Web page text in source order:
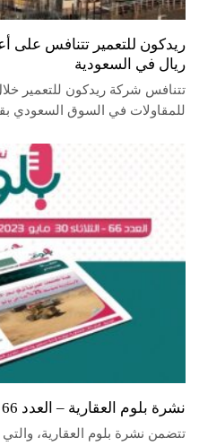
ريال في السعودية
تتنافس شركة ريدكون للتعمير
للمقاولات في السوق السعودي بقيمة تتراوح
نشرة بلوم العقارية – العدد 66
تتضمن نشرة بلوم العقارية، والتي